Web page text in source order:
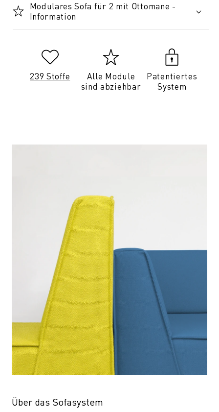
Modulares Sofa für 2 mit Ottomane -
Information
239 Stoffe
Alle Module
sind abziehbar
Patentiertes
System
Über das Sofasystem